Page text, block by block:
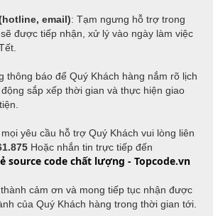
email): Tạm ngưng hỗ trợ trong
được tiếp nhận, xử lý vào ngày làm việc
thông báo để Quý Khách hàng nắm rõ lịch
sắp xếp thời gian và thực hiện giao
yêu cầu hỗ trợ Quý Khách vui lòng liên
Hoặc nhắn tin trực tiếp đến
source code chất lượng - Topcode.vn
cảm ơn và mong tiếp tục nhận được
của Quý Khách hàng trong thời gian tới.